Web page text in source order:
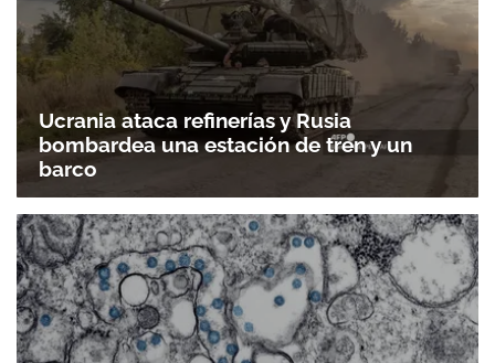
Ucrania ataca refinerías y Rusia
bombardea una estación de tren y un
barco